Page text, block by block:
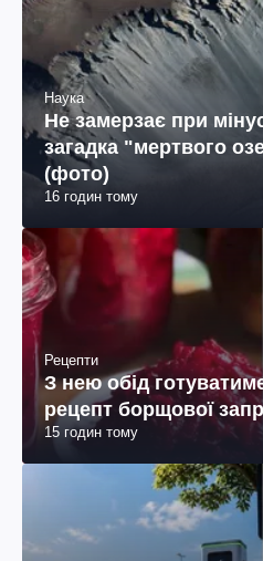
Наука
Не замерзає при
загадка "мертвого
(фото)
16 годин тому
Рецепти
З нею обід
рецепт борщової
15 годин тому